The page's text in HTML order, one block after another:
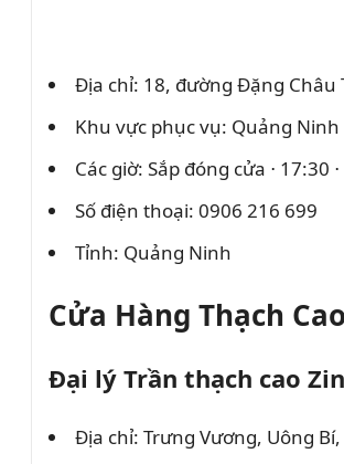
Địa chỉ: 18, đường Đặng Châu
Khu vực phục vụ: Quảng Ninh
Các giờ: Sắp đóng cửa ⋅ 17:30
Số điện thoại: 0906 216 699
Tỉnh: Quảng Ninh
Cửa Hàng Thạch
Đại lý Trần thạch cao
Địa chỉ: Trưng Vương, Uông